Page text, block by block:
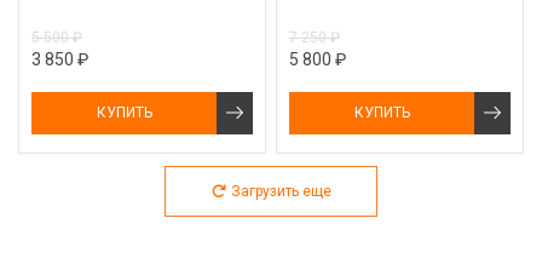
5 500 ₽
3 850 ₽
КУПИТЬ
7 250 ₽
5 800 ₽
КУПИТЬ
Загрузить еще